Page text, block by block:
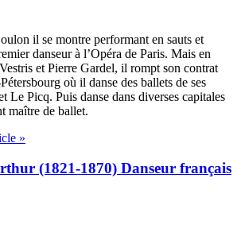
il se montre performant en sauts et
danseur à l’Opéra de Paris. Mais en
et Pierre Gardel, il rompt son contrat
où il danse des ballets de ses
Le Picq. Puis danse dans diverses capitales
maître de ballet.
»
(1821-1870) Danseur français